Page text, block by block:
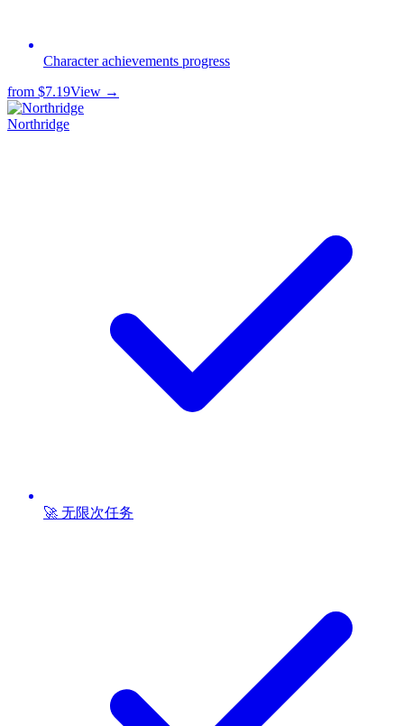
Сharacter achievements progress
from $7.19View →
Northridge
🚀 无限次任务